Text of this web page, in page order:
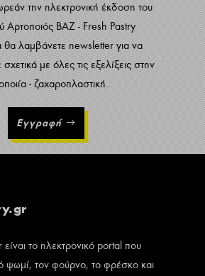
την ηλεκτρονική έκδοση του
Αρτοποιός ΒΑΖ - Fresh Pastry
θα λαμβάνετε newsletter για να
με όλες τις εξελίξεις στην
- ζαχαροπλαστική.
Εγγραφή
το ηλεκτρονικό portal που
ψωμί, τον φούρνο, το φρέσκο και